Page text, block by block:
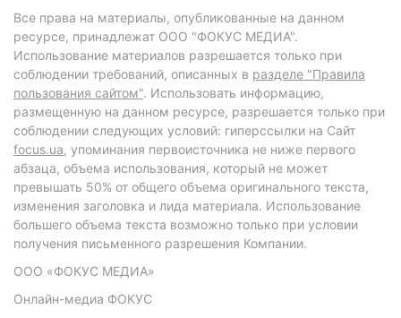
Все права на материалы, опубликованные на данном
ресурсе, принадлежат ООО "ФОКУС МЕДИА".
Использование материалов разрешается только при
соблюдении требований, описанных в разделе "Правила
пользования сайтом". Использовать информацию,
размещенную на данном ресурсе, разрешается только при
соблюдении следующих условий: гиперссылки на Сайт
focus.ua, упоминания первоисточника не ниже первого
абзаца, объема использования, который не может
превышать 50% от общего объема оригинального текста,
изменения заголовка и лида материала. Использование
большего объема текста возможно только при условии
получения письменного разрешения Компании.
ООО «ФОКУС МЕДИА»
Онлайн-медиа ФОКУС